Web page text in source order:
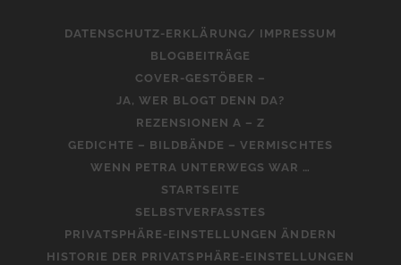
DATENSCHUTZ-ERKLÄRUNG/ IMPRESSUM
BLOGBEITRÄGE
COVER-GESTÖBER –
JA, WER BLOGT DENN DA?
REZENSIONEN A – Z
GEDICHTE – BILDBÄNDE – VERMISCHTES
WENN PETRA UNTERWEGS WAR …
STARTSEITE
SELBSTVERFASSTES
PRIVATSPHÄRE-EINSTELLUNGEN ÄNDERN
HISTORIE DER PRIVATSPHÄRE-EINSTELLUNGEN